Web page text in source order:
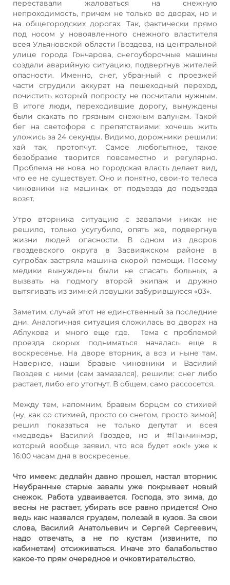
переставали жаловаться на снежную
непроходимость, причем не только во дворах, но и
на общегородских дорогах. Так, фактически прямо
под носом у новоявленного снежного властителя
всея Ульяновской области Гвоздева, на центральной
улице города Гончарова, снегоуборочные машины
создали аварийную ситуацию, подвергнув жителей
опасности. Именно, снег, убранный с проезжей
части сгрудили аккурат на пешеходный переход,
почистить который попросту не посчитали нужным.
В итоге люди, переходившие дорогу, вынуждены
были скакать по грязным снежным валунам. Такой
бег на светофоре с препятствиями: хочешь жить
уложись за 24 секунды. Видимо, дорожники решили:
хай так, протопчут. Самое любопытное, такое
безобразие творится повсеместно и регулярно.
Проблема не нова, но городская власть делает вид,
что ее не существует. Оно и понятно, свои-то телеса
чиновники на машинах от подъезда до подъезда
возят.
Утро вторника ситуацию с завалами никак не
решило, только усугубило, опять же, подвергнув
жизни людей опасности. В одном из дворов
гвоздевского округа в Засвияжском районе в
сугробах застряла машина скорой помощи. Посему
медики вынуждены были не спасать больных, а
вызвать на подмогу второй экипаж и дружно
вытягивать из зимней ловушки забурившуюся «03».
Заметим, случай этот не единственный за последние
дни. Аналогичная ситуация сложилась во дворах на
Аблукова и много еще где. Тема с проблемой
проезда скорых подниматься началась еще в
воскресенье. На дворе вторник, а воз и ныне там.
Наверное, наши бравые чиновники и Василий
Гвоздев с ними (сам замазался), решили: снег либо
растает, либо его утопчут. В общем, само рассосется.
Между тем, напомним, бравым борцом со стихией
(ну, как со стихией, просто со снегом, просто зимой)
решил показаться не только депутат и всея
«медведь» Василий Гвоздев, но и #Панчинмэр,
который вообще заявил, что все будет «ок!» уже к
16:00 часам дня в воскресенье.
Что имеем: дедлайн давно прошел, настал вторник.
Неубранные старые завалы уже покрывает новый
снежок. Работа удваивается. Господа, это зима, до
весны не растает, убирать все равно придется! Оно
ведь как: назвался груздем, полезай в кузов. За свои
слова, Василий Анатольевич и Сергей Сергеевич,
надо отвечать, а не по кустам (извините, по
кабинетам) отсиживаться. Иначе это балабольство
какое-то прям очередное и очковтирательство.